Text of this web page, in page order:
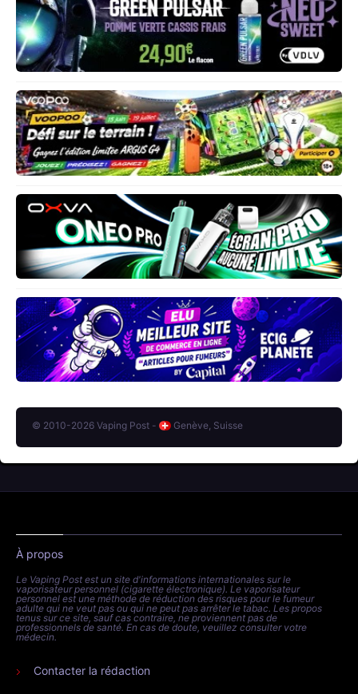
© 2010-2026 Vaping Post - Genève, Suisse
À propos
Le Vaping Post est un site d'informations internationales sur le
vaporisateur personnel (cigarette électronique). Le vaporisateur
personnel est une méthode de réduction des risques pour le fumeur
adulte qui ne veut pas ou qui ne peut pas arrêter le tabac. Les propos
tenus sur ce site, sauf cas contraire, ne proviennent pas de
professionnels de santé. En cas de doute, veuillez consulter votre
médecin.
Contacter la rédaction